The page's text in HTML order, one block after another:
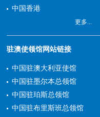
区各界朋友携手努力，积极
落实好两国领导人重要共
经济、科技、文化、教育、
旅游等各领域交流合作，为
关系贡献力量。我们也将尽
职尽责，依法为领区中国公
中国香港
更多...
驻澳使领馆网站链接
中国驻澳大利亚使馆
中国驻墨尔本总领馆
中国驻珀斯总领馆
中国驻布里斯班总领馆